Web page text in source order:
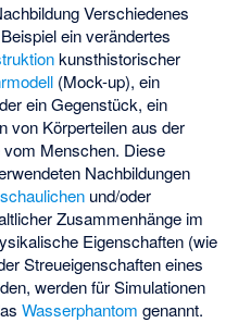
Verschiedenes
ein verändertes
kunsthistorischer
(Mock-up), ein
ein Gegenstück, ein
von Körperteilen aus der
Menschen. Diese
Nachbildungen
und/oder
Zusammenhänge im
Eigenschaften (wie
Streueigenschaften eines
werden für Simulationen
Wasserphantom genannt.